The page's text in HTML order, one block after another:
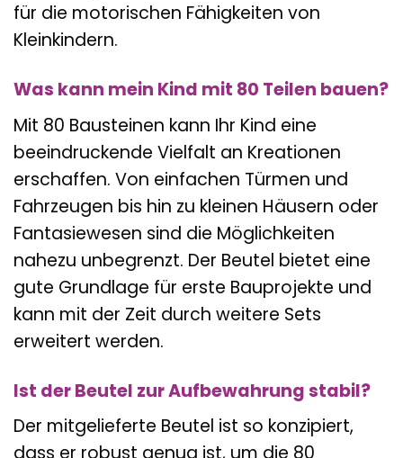
für die motorischen Fähigkeiten von
Kleinkindern.
Was kann mein Kind mit 80 Teilen bauen?
Mit 80 Bausteinen kann Ihr Kind eine
beeindruckende Vielfalt an Kreationen
erschaffen. Von einfachen Türmen und
Fahrzeugen bis hin zu kleinen Häusern oder
Fantasiewesen sind die Möglichkeiten
nahezu unbegrenzt. Der Beutel bietet eine
gute Grundlage für erste Bauprojekte und
kann mit der Zeit durch weitere Sets
erweitert werden.
Ist der Beutel zur Aufbewahrung stabil?
Der mitgelieferte Beutel ist so konzipiert,